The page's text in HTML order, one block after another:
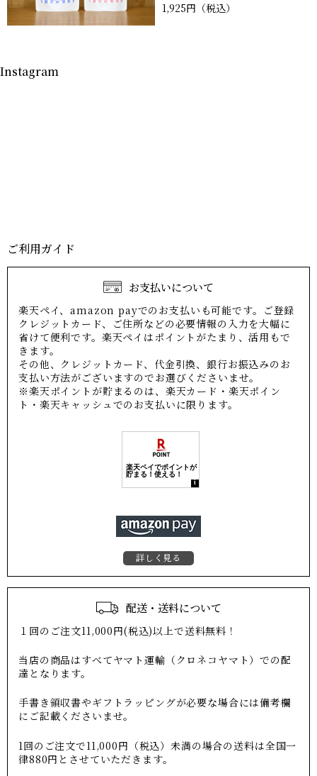
1,925円 （税込）
Instagram
ご利用ガイド
お支払いについて
楽天ペイ、amazon payでのお支払いも可能です。ご登録
クレジットカード、ご住所などの必要情報の入力を大幅に
省けて便利です。楽天ペイはポイントがたまり、活用もで
きます。
その他、クレジットカード、代金引換、銀行お振込みのお
支払い方法がございますのでお選びくださいませ。
※楽天ポイントが貯まるのは、楽天カード・楽天ポイン
ト・楽天キャッシュでのお支払いに限ります。
詳しく見る
配送・送料について
１回のご注文11,000円(税込)以上で送料無料！
当店の商品はすべてヤマト運輸（クロネコヤマト）での配
達となります。
手書き領収書やギフトラッピングが必要な場合には備考欄
にご記載くださいませ。
1回のご注文で11,000円（税込）未満の場合の送料は全国一
律880円とさせていただきます。